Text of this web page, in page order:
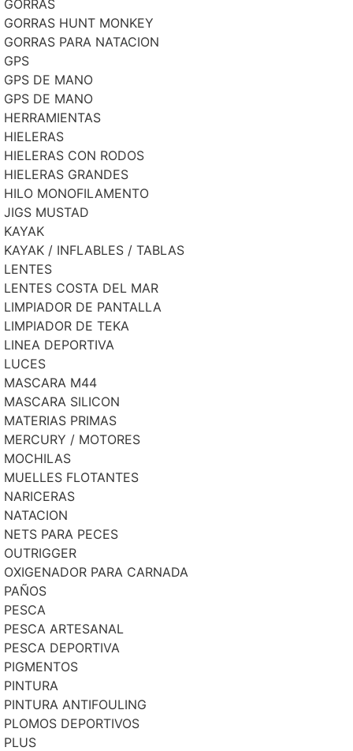
GORRAS
GORRAS HUNT MONKEY
GORRAS PARA NATACION
GPS
GPS DE MANO
GPS DE MANO
HERRAMIENTAS
HIELERAS
HIELERAS CON RODOS
HIELERAS GRANDES
HILO MONOFILAMENTO
JIGS MUSTAD
KAYAK
KAYAK / INFLABLES / TABLAS
LENTES
LENTES COSTA DEL MAR
LIMPIADOR DE PANTALLA
LIMPIADOR DE TEKA
LINEA DEPORTIVA
LUCES
MASCARA M44
MASCARA SILICON
MATERIAS PRIMAS
MERCURY / MOTORES
MOCHILAS
MUELLES FLOTANTES
NARICERAS
NATACION
NETS PARA PECES
OUTRIGGER
OXIGENADOR PARA CARNADA
PAÑOS
PESCA
PESCA ARTESANAL
PESCA DEPORTIVA
PIGMENTOS
PINTURA
PINTURA ANTIFOULING
PLOMOS DEPORTIVOS
PLUS